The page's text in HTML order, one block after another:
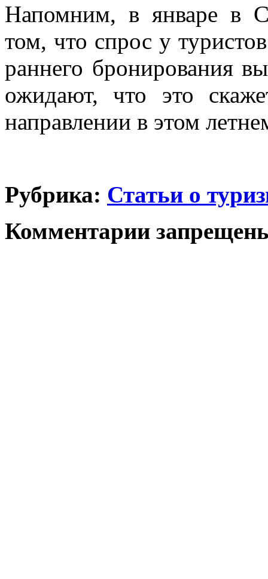
Напомним, в январе в
том, что спрос у
раннего бронирования
ожидают, что это
направлении в этом
Рубрика: Статьи о
Комментарии